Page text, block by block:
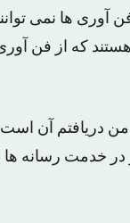
آوری ها نمی
که از فن
دریافتم آن
در خدمت رسانه